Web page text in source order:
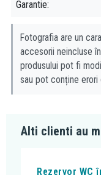
Garantie
Fotografia are un
accesorii neincluse
produsului pot fi
sau pot conține erori
Alti clienti au
Rezervor WC